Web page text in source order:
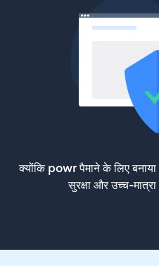
क्योंकि powr पैमाने के लिए
सुरक्षा और उच्च-